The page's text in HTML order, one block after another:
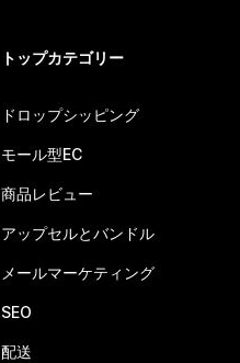
トップカテゴリー
ドロップシッピング
モール型EC
商品レビュー
アップセルとバンドル
メールマーケティング
SEO
配送